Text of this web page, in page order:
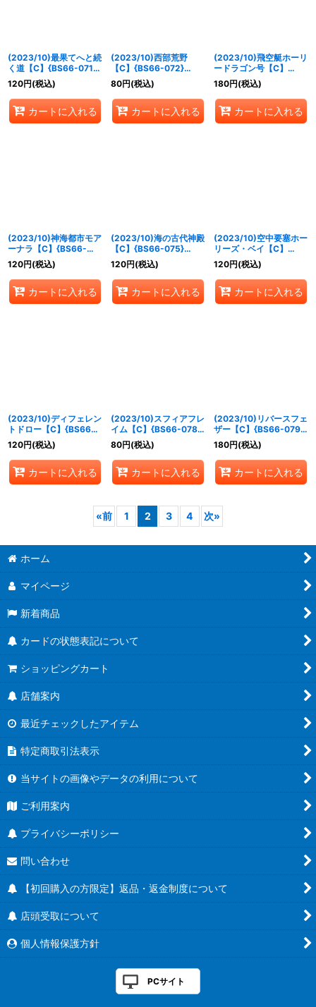
(2023/10)最果てへと続
く道【C】{BS66-071}
《緑》
120円(税込)
カートに入れる
(2023/10)西部荒野
【C】{BS66-072}
《白》
80円(税込)
カートに入れる
(2023/10)飛空艇ホーリ
ードラゴン号【C】
{BS66-073}《黄》
180円(税込)
カートに入れる
(2023/10)神海都市モア
ーナラ【C】{BS66-
074}《青》
120円(税込)
カートに入れる
(2023/10)海の古代神殿
【C】{BS66-075}
《青》
120円(税込)
カートに入れる
(2023/10)空中要塞ホー
リーズ・ベイ【C】
{BS66-076}《青》
120円(税込)
カートに入れる
(2023/10)ディフェレン
トドロー【C】{BS66-
077}《赤》
120円(税込)
カートに入れる
(2023/10)スフィアフレ
イム【C】{BS66-078}
《赤》
80円(税込)
カートに入れる
(2023/10)リバースフェ
ザー【C】{BS66-079}
《緑》
180円(税込)
カートに入れる
«前 1 2 3 4 次»
ホーム
マイページ
新着商品
カードの状態表記について
ショッピングカート
店舗案内
最近チェックしたアイテム
特定商取引法表示
当サイトの画像やデータの利用について
ご利用案内
プライバシーポリシー
問い合わせ
【初回購入の方限定】返品・返金制度について
店頭受取について
個人情報保護方針
PCサイト